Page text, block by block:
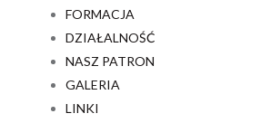
FORMACJA
DZIAŁALNOŚĆ
NASZ PATRON
GALERIA
LINKI